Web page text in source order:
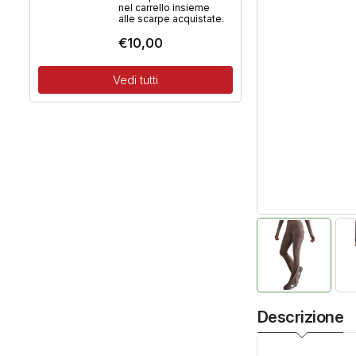
Descrizione
nel carrello insieme
alle scarpe acquistate.
€10,00
Vedi tutti